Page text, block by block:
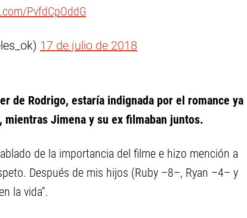
PvfdCpOddG
17 de julio de 2018
de Rodrigo, estaría indignada por el romance ya
Jimena y su ex filmaban juntos.
de la importancia del filme e hizo mención a
Después de mis hijos (Ruby –8–, Ryan –4– y
la vida”.